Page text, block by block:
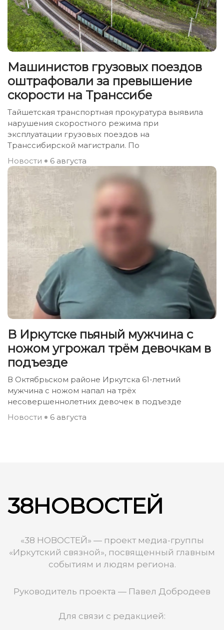
Машинистов грузовых поездов
оштрафовали за превышение
скорости на Транссибе
Тайшетская транспортная прокуратура выявила
нарушения скоростного режима при
эксплуатации грузовых поездов на
Транссибирской магистрали. По
Новости
6 августа
В Иркутске пьяный мужчина с
ножом угрожал трём девочкам в
подъезде
В Октябрьском районе Иркутска 61-летний
мужчина с ножом напал на трёх
несовершеннолетних девочек в подъезде
Новости
6 августа
38НОВОСТЕЙ
«38 НОВОСТЕЙ» — проект медиа-группы
«Иркутский связной», посвященный главным
событиям и людям региона.
Руководитель проекта — Павел Добродеев
Для связи с редакцией: